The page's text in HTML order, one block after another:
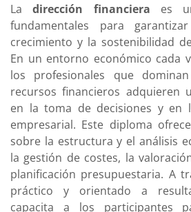
Ladirección financiera es
fundamentales para
crecimiento y la sostenibilidad
En un entorno económico cada
los profesionales que
recursos financieros adquieren
en la toma de decisiones y en
empresarial. Este diploma
sobre la estructura y el análisis
la gestión de costes, la
planificación presupuestaria. A
práctico y orientado a
capacita a los participantes